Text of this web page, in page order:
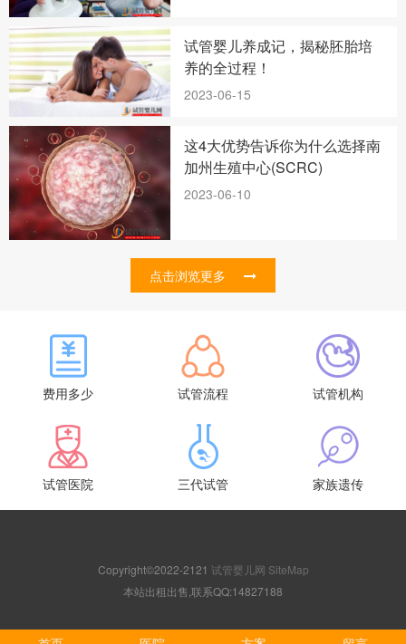
试管婴儿养成记，揭秘胚胎培
养的全过程！
2023-06-15
这4大优势告诉你为什么选择南
加州生殖中心(SCRC)
2023-06-10
点击浏览更多
费用多少 试管流程 试管机构
试管医院 三代试管 家族遗传
Copyright©2022-2121 试管婴儿网 SiteMap
本站出租出售,联系QQ:14827188